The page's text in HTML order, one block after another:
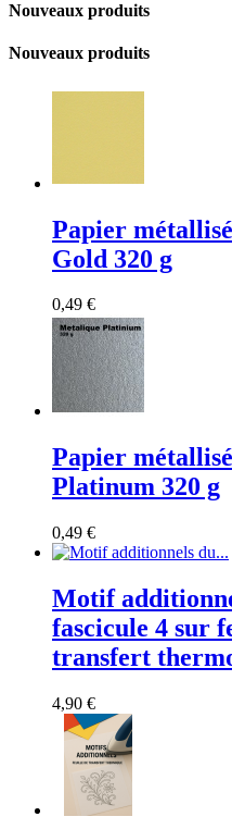
Nouveaux produits
Nouveaux produits
Papier
Gold 320 g
0,49 €
Papier
Platinum 320 g
0,49 €
Motif
fascicule 4 sur
transfert
4,90 €